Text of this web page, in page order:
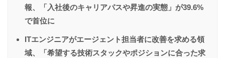
報、「入社後のキャリアパスや昇進の実態」が39.6%
で首位に
ITエンジニアがエージェント担当者に改善を求める領
域、「希望する技術スタックやポジションに合った求